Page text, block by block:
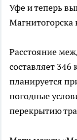
Уфе и теперь
Магнитогорска
Расстояние
составляет 346
планируется
погодные
перекрытию